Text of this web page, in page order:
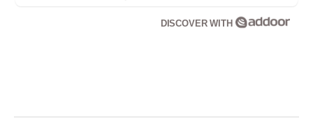
DISCOVER WITH